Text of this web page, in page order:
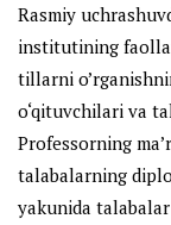
Rasmiy
institutining
tillarni
o‘qituvchilari va
Professorning
talabalarning
yakunida